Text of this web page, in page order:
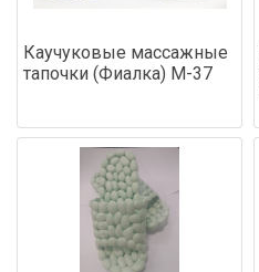
Каучуковые массажные
тапочки (Фиалка) М-37